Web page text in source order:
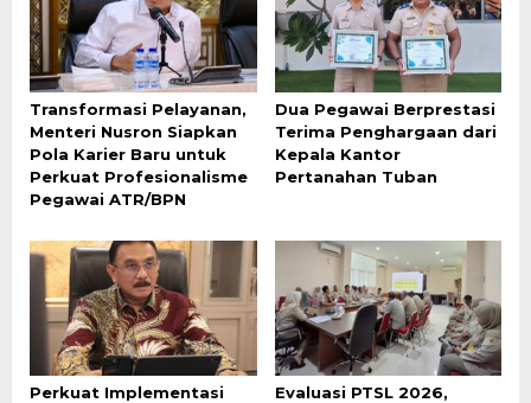
Transformasi Pelayanan,
Menteri Nusron Siapkan
Pola Karier Baru untuk
Perkuat Profesionalisme
Pegawai ATR/BPN
Dua Pegawai Berprestasi
Terima Penghargaan dari
Kepala Kantor
Pertanahan Tuban
Perkuat Implementasi
Evaluasi PTSL 2026,